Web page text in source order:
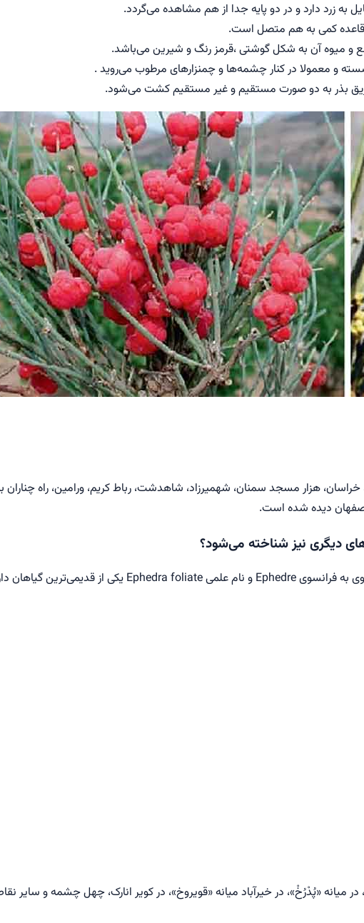
به زرد دارد و در دو پایه جدا از هم مشاهده می‌گردد.
قاعده کمی به هم متصل است.
میوه آن به شکل گوشتی ،قرمز رنگ و شیرین می‌باشد.
و معمولا در کنار چشمه‌ها و چمنزارهای مرطوب می‌روید .
خراسان، هزار مسجد سمنان، شهمیرزاد، شاهدشت، رباط کریم، ورامین، راه چناران
اصفهان دیده شده است.
دیگری نیز شناخته می‌شود؟
در میانه «پُدْرُخْ»، در خیرآباد میانه «قویروخ»، در کویر انارک، چهل چشمه و